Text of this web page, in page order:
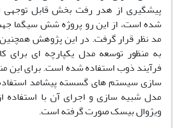
پیشگیری از هدر رفت بخش قابل توجهی
شده است، از این رو پروژه شش سیگما
مد نظر قرار گرفت. در این پژوهش همچنین
به منظور توسعه مدل یکپارچه ای
فرآیند ذوب استفاده شده است. برای این
سازی سیستم های گسسته پیشامد
ویژوال بیسک صورت گرفته است.